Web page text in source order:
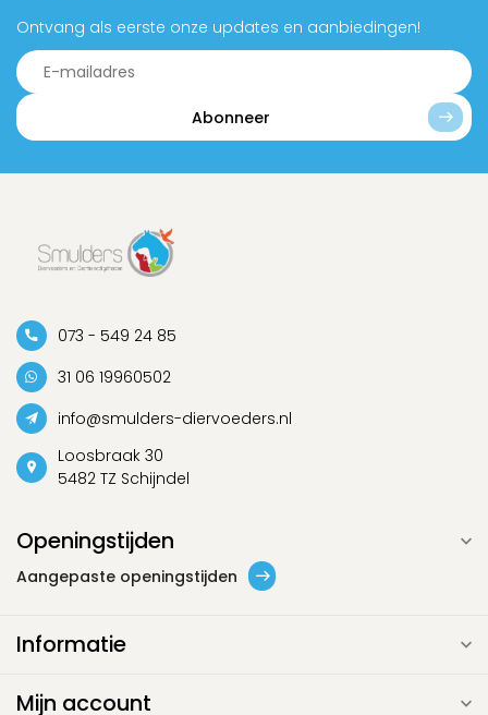
Ontvang als eerste onze updates en aanbiedingen!
Abonneer
073 - 549 24 85
31 06 19960502
info@smulders-diervoeders.nl
Loosbraak 30
5482 TZ Schijndel
Openingstijden
Aangepaste openingstijden
Informatie
Mijn account